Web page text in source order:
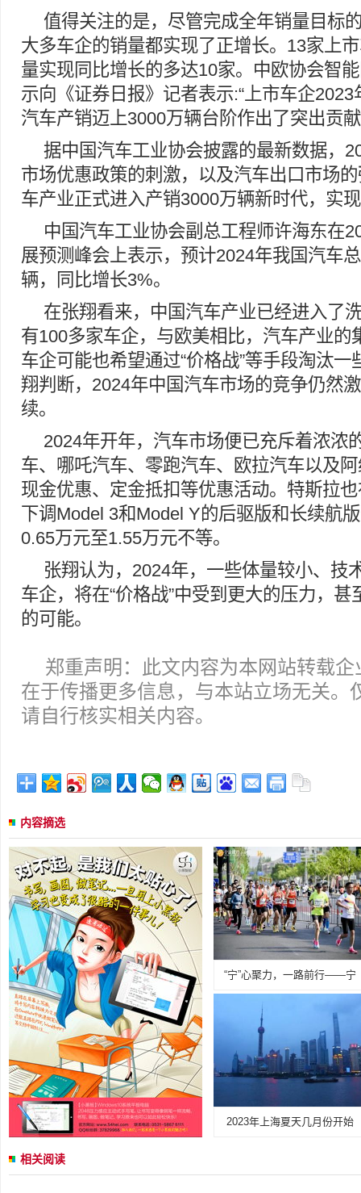
值得关注的是，尽管完成全年销量目标
大多车企的销量都实现了正增长。13家上
量实现同比增长的多达10家。中欧协会智
示向《证券日报》记者表示:“上市车企
汽车产销迈上3000万辆台阶作出了突出贡
据中国汽车工业协会披露的最新数据，
市场优惠政策的刺激，以及汽车出口市场
车产业正式进入产销3000万辆新时代，实
中国汽车工业协会副总工程师许海东在
展预测峰会上表示，预计2024年我国汽车
辆，同比增长3%。
在张翔看来，中国汽车产业已经进入了
有100多家车企，与欧美相比，汽车产业的
车企可能也希望通过“价格战”等手段淘汰
翔判断，2024年中国汽车市场的竞争仍然
续。
2024年开年，汽车市场便已充斥着浓浓
车、哪吒汽车、零跑汽车、欧拉汽车以及
现金优惠、定金抵扣等优惠活动。特斯拉
下调Model 3和Model Y的后驱版和长续航
0.65万元至1.55万元不等。
张翔认为，2024年，一些体量较小、技
车企，将在“价格战”中受到更大的压力，
的可能。
郑重声明：此文内容为本网站转载
在于传播更多信息，与本站立场无关。
请自行核实相关内容。
内容摘选
“宁”心聚力，一路前行——宁
2023年上海夏天几月份开始
相关阅读